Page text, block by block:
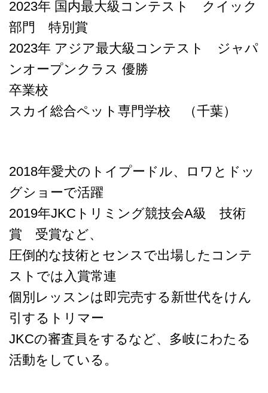
2023年 国内最大級コンテスト クイック
部門 特別賞
2023年 アジア最大級コンテスト ジャパ
ンオープンクラス 優勝
卒業校
スカイ総合ペット専門学校 （千葉）
2018年愛犬のトイプードル、ロワとドッ
グショーで活躍
2019年JKCトリミング競技会A級 技術
賞 受賞など、
圧倒的な技術とセンスで出場したコンテ
ストでは入賞常連
個別レッスンは即完売する新世代をけん
引するトリマー
JKCの審査員をするなど、多岐にわたる
活動をしている。